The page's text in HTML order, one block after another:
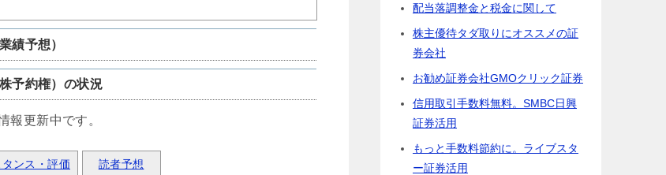
績予想）
予約権）の状況
報更新中です。
タンス・評価 読者予想
配当落調整金と税金に関して
株主優待タダ取りにオススメの証
券会社
お勧め証券会社GMOクリック証券
信用取引手数料無料。SMBC日興
証券活用
もっと手数料節約に。ライブスタ
ー証券活用